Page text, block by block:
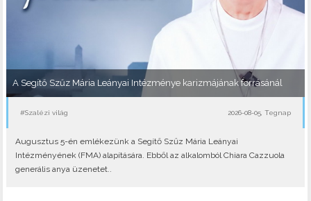
A Segítő Szűz Mária Leányai Intézménye karizmájának forrásánál
#Szalézi világ 2026-08-05, Tegnap
Augusztus 5-én emlékezünk a Segítő Szűz Mária Leányai
Intézményének (FMA) alapítására. Ebből az alkalomból Chiara Cazzuola
generális anya üzenetet..